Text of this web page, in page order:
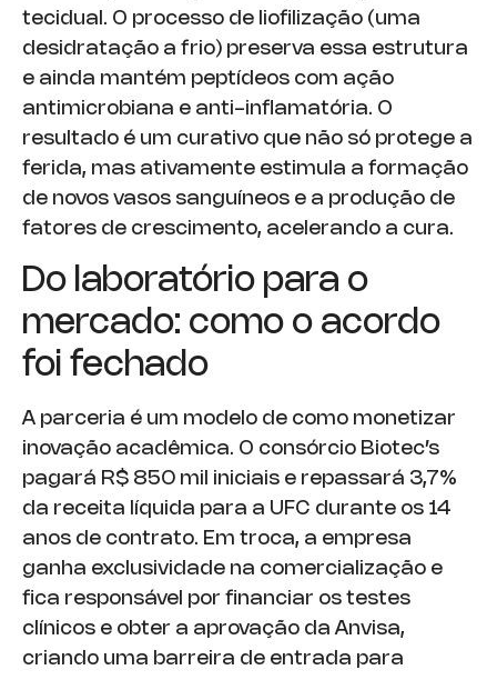
tecidual. O processo de liofilização (uma
desidratação a frio) preserva essa estrutura
e ainda mantém peptídeos com ação
antimicrobiana e anti-inflamatória. O
resultado é um curativo que não só protege a
ferida, mas ativamente estimula a formação
de novos vasos sanguíneos e a produção de
fatores de crescimento, acelerando a cura.
Do laboratório para o
mercado: como o acordo
foi fechado
A parceria é um modelo de como monetizar
inovação acadêmica. O consórcio Biotec’s
pagará R$ 850 mil iniciais e repassará 3,7%
da receita líquida para a UFC durante os 14
anos de contrato. Em troca, a empresa
ganha exclusividade na comercialização e
fica responsável por financiar os testes
clínicos e obter a aprovação da Anvisa,
criando uma barreira de entrada para